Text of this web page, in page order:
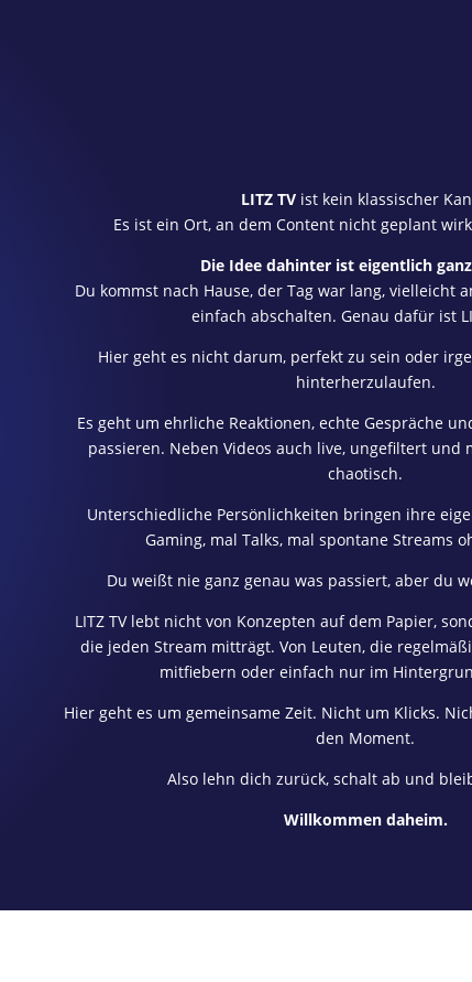
LITZ TV ist kein klassischer
Es ist ein Ort, an dem Content nicht geplant
Die Idee dahinter ist eigentlich
Du kommst nach Hause, der Tag war lang, vielleicht
einfach abschalten. Genau dafür ist
Hier geht es nicht darum, perfekt zu sein oder
hinterherzulaufen.
Es geht um ehrliche Reaktionen, echte Gespräche
passieren. Neben Videos auch live, ungefiltert und
chaotisch.
Unterschiedliche Persönlichkeiten bringen ihre
Gaming, mal Talks, mal spontane Streams
Du weißt nie ganz genau was passiert, aber du
LITZ TV lebt nicht von Konzepten auf dem Papier,
die jeden Stream mitträgt. Von Leuten, die
mitfiebern oder einfach nur im
Hier geht es um gemeinsame Zeit. Nicht um Klicks.
den Moment.
Also lehn dich zurück, schalt ab und
Willkommen daheim.